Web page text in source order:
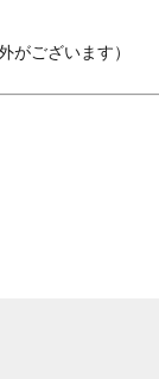
がございます）